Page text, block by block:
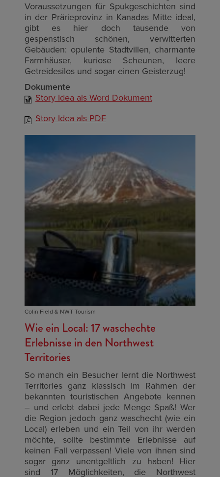
Voraussetzungen für Spukgeschichten sind
in der Prärieprovinz in Kanadas Mitte ideal,
gibt es hier doch tausende von
gespenstisch schönen, verwitterten
Gebäuden: opulente Stadtvillen, charmante
Farmhäuser, kuriose Scheunen, leere
Getreidesilos und sogar einen Geisterzug!
Dokumente
Story Idea als Word Dokument
Story Idea als PDF
Colin Field & NWT Tourism
Wie ein Local: 17 waschechte
Erlebnisse in den Northwest
Territories
So manch ein Besucher lernt die Northwest
Territories ganz klassisch im Rahmen der
bekannten touristischen Angebote kennen
– und erlebt dabei jede Menge Spaß! Wer
die Region jedoch ganz waschecht (wie ein
Local) erleben und ein Teil von ihr werden
möchte, sollte bestimmte Erlebnisse auf
keinen Fall verpassen! Viele von ihnen sind
sogar ganz unentgeltlich zu haben! Hier
sind 17 Möglichkeiten, die Northwest